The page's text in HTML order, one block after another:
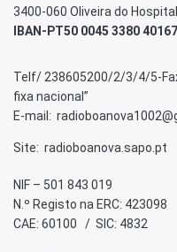
3400-060 Oliveira do Hospital
IBAN-PT50 0045 3380
Telf/ 238605200/2/3/4/5-
fixa nacional”
E-mail:
Site: radioboanova.sapo.pt
NIF – 501 843 019
N.º Registo na ERC: 423098
CAE: 60100 / SIC: 4832